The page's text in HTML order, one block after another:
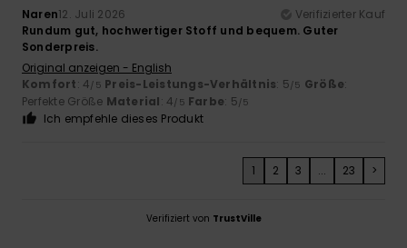
Naren12. Juli 2026
Verifizierter Kauf
Rundum gut, hochwertiger Stoff und bequem. Guter
Sonderpreis.
Original anzeigen - English
Komfort: 4/5 Preis-Leistungs-Verhältnis: 5/5 Größe:
Perfekte Größe Material: 4/5 Farbe: 5/5
Ich empfehle dieses Produkt
1 2 3 ... 23 >
Verifiziert von TrustVille